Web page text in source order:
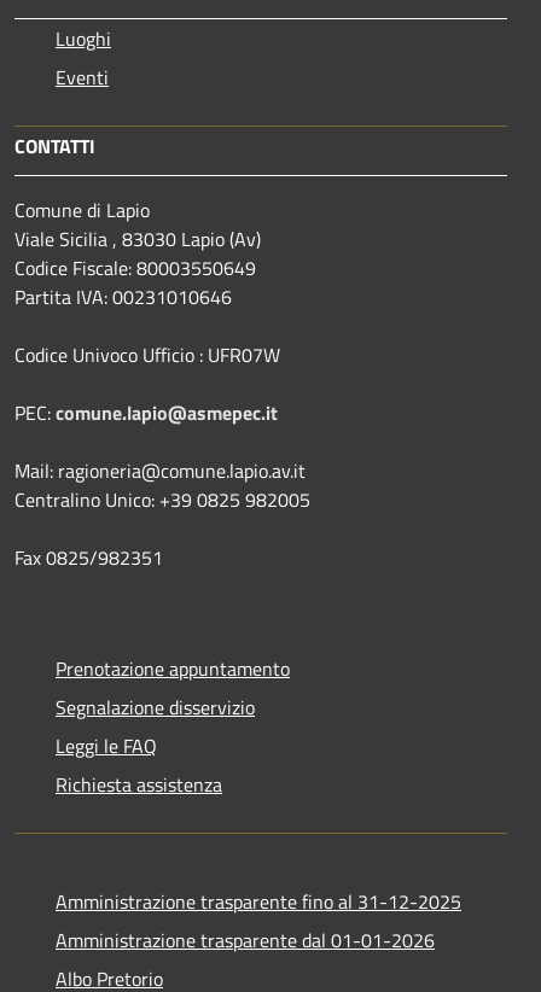
Luoghi
Eventi
CONTATTI
Comune di Lapio
Viale Sicilia , 83030 Lapio (Av)
Codice Fiscale: 80003550649
Partita IVA: 00231010646
Codice Univoco Ufficio : UFR07W
PEC:comune.lapio@asmepec.it
Mail: ragioneria@comune.lapio.av.it
Centralino Unico: +39 0825 982005
Fax 0825/982351
Prenotazione appuntamento
Segnalazione disservizio
Leggi le FAQ
Richiesta assistenza
Amministrazione trasparente fino al 31-12-2025
Amministrazione trasparente dal 01-01-2026
Albo Pretorio